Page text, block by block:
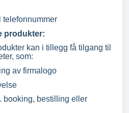
telefonnummer
produkter:
kan i tillegg få tilgang til
som:
av firmalogo
booking, bestilling eller